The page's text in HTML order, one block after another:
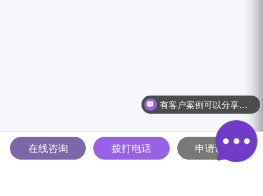
有客户案例可以分享吗？
在线咨询 拨打电话 申请试用